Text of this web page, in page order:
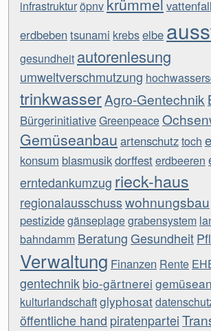
infrastrukturöpnv vattenfall
erdbeben tsunami krebselbe
gesundheit autorenlesung
umweltverschmutzung
trinkwasserAgro-Gentechnik
BürgerinitiativeGreenpeace
Gemüseanbau artenschutztoch
konsum blasmusikdorffesterdbeeren
erntedankumzug rieck-haus
regionalausschusswohnungsbau
pestizidegänseplagegrabensystem
bahndamm BeratungGesundheit
Verwaltung Finanzen Rente
gentechnik bio-gärtnerei
kulturlandschaftglyphosat
öffentliche hand piratenpartei